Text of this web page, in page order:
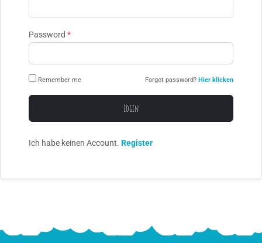
Password *
Remember me Forgot password? Hier klicken
Login
Ich habe keinen Account. Register